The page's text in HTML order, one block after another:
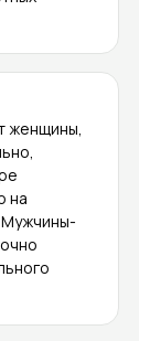
женщины,
на
Мужчины-